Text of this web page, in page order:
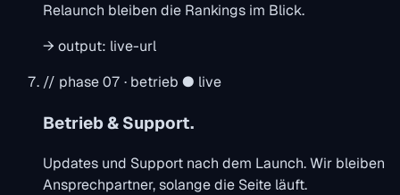
Relaunch bleiben die Rankings im Blick.
→ output: live-url
// phase 07 · betrieb ● live
Betrieb & Support.
Updates und Support nach dem Launch. Wir bleiben
Ansprechpartner, solange die Seite läuft.